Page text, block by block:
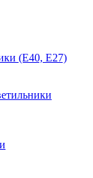
(Е40, Е27)